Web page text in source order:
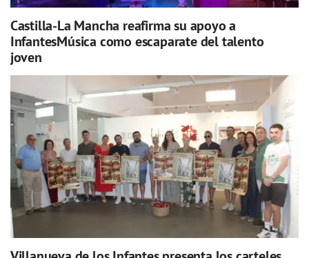
Castilla-La Mancha reafirma su apoyo a
InfantesMúsica como escaparate del talento
joven